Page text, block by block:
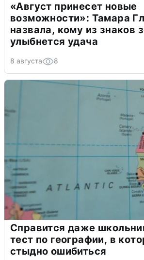
«Август принесет новые
возможности»: Тамара
назвала, кому из знаков
улыбнется удача
8 августа 8
Справится даже
тест по географии, в
стыдно ошибиться